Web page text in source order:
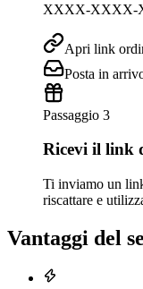
XXXX-XXXX-
Apri link
Posta in
Passaggio 3
Ricevi il link
Ti inviamo un
riscattare e
Vantaggi del